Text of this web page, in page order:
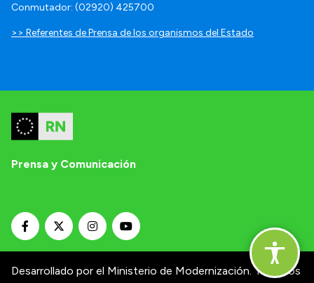
Conmutador: (02920) 425700
>> Referentes de Prensa de los organismos del Estado
Prensa y Comunicación
Desarrollado por el Ministerio de Modernización. Términos